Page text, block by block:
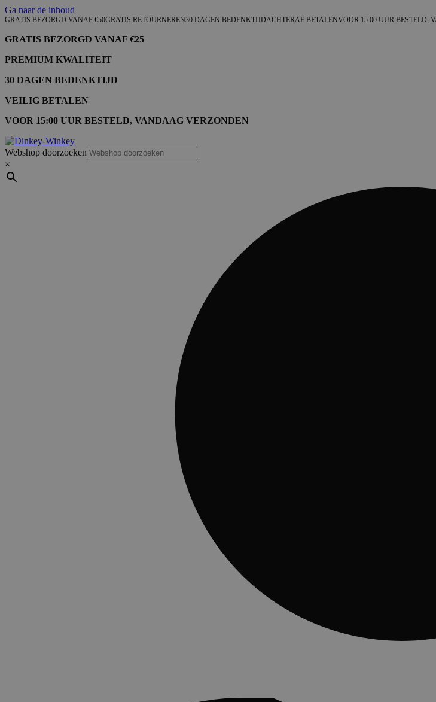
Ga naar de inhoud
GRATIS BEZORGD VANAF €50GRATIS RETOURNEREN30 DAGEN BEDENKTIJDACHTERAF BETALENVOOR 15:00 UUR BESTELD,
GRATIS BEZORGD VANAF €25
PREMIUM KWALITEIT
30 DAGEN BEDENKTIJD
VEILIG BETALEN
VOOR 15:00 UUR BESTELD, VANDAAG VERZONDEN
Webshop doorzoeken
×